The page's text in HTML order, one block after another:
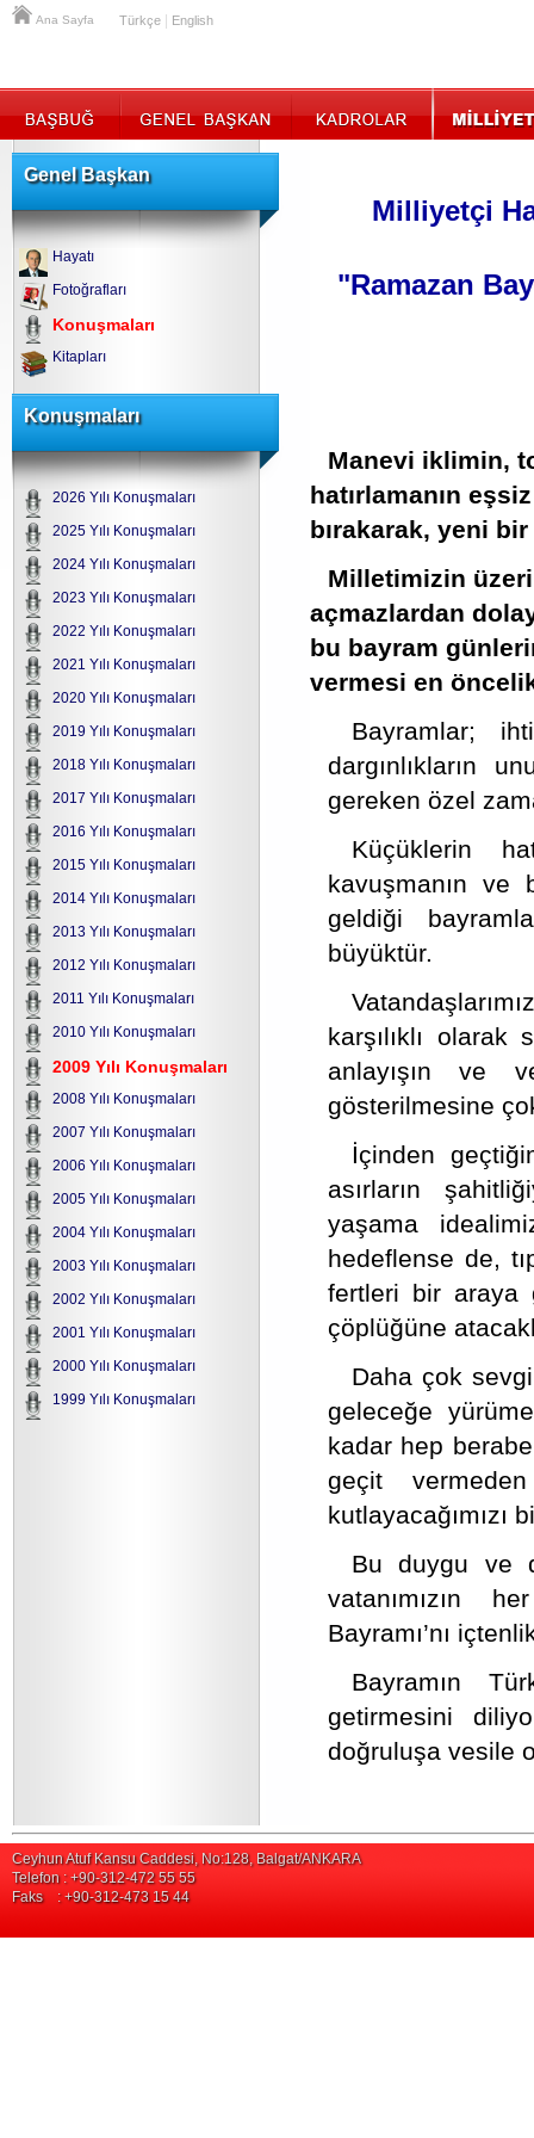
Ana Sayfa Türkçe English
Genel Başkan
Hayatı
Fotoğrafları
Konuşmaları
Kitapları
Konuşmaları
2026 Yılı Konuşmaları
2025 Yılı Konuşmaları
2024 Yılı Konuşmaları
2023 Yılı Konuşmaları
2022 Yılı Konuşmaları
2021 Yılı Konuşmaları
2020 Yılı Konuşmaları
2019 Yılı Konuşmaları
2018 Yılı Konuşmaları
2017 Yılı Konuşmaları
2016 Yılı Konuşmaları
2015 Yılı Konuşmaları
2014 Yılı Konuşmaları
2013 Yılı Konuşmaları
2012 Yılı Konuşmaları
2011 Yılı Konuşmaları
2010 Yılı Konuşmaları
2009 Yılı Konuşmaları
2008 Yılı Konuşmaları
2007 Yılı Konuşmaları
2006 Yılı Konuşmaları
2005 Yılı Konuşmaları
2004 Yılı Konuşmaları
2003 Yılı Konuşmaları
2002 Yılı Konuşmaları
2001 Yılı Konuşmaları
2000 Yılı Konuşmaları
1999 Yılı Konuşmaları
Milliyetçi
"Ramazan
Manevi iklimin,
hatırlamanın
bırakarak, yeni
Milletimizin
açmazlardan
bu bayram
vermesi en
Bayramlar;
dargınlıkların
gereken özel
Küçüklerin
kavuşmanın ve
geldiği
büyüktür.
karşılıklı
anlayışın ve
gösterilmesine
İçinden
asırların
yaşama
hedeflense de,
fertleri bir araya
çöplüğüne
Daha çok
geleceğe
kadar hep
geçit
kutlayacağımızı
Bu duygu ve
vatanımızın
Bayramı’nı
Bayramın
getirmesini
doğruluşa vesile
Ceyhun Atuf Kansu Caddesi, No:128, Balgat/ANKARA
Telefon : +90-312-472 55 55
Faks : +90-312-473 15 44